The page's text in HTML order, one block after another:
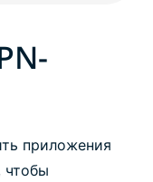
приложения
чтобы